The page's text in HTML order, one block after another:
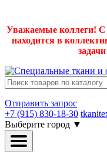
Уважаемые коллеги! С
находится в
Отправить запрос
+7 (915) 830-18-30
Выберите город ▼